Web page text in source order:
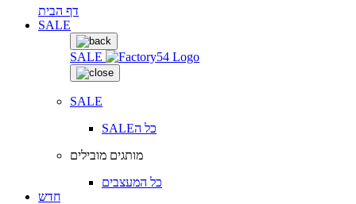
דף הבית
SALE
SALE
SALE
SALEכל ה
מותגים מובילים
כל המעצבים
חדש